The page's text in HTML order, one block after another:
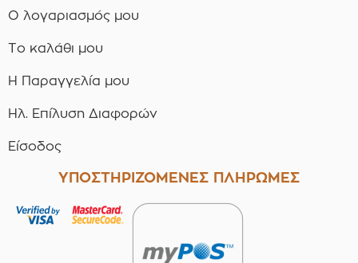
Ο λογαριασμός μου
Το καλάθι μου
Η Παραγγελία μου
Ηλ. Επίλυση Διαφορών
Είσοδος
ΥΠΟΣΤΗΡΙΖΟΜΕΝΕΣ ΠΛΗΡΩΜΕΣ